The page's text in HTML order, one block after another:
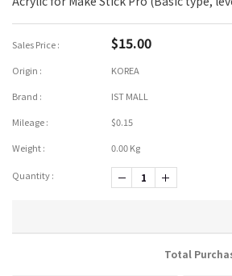
Sales Price : $15.00
Origin :
KOREA
Brand :
IST MALL
Mileage :
$0.15
Weight :
0.00 Kg
Quantity : +1
-1
Total